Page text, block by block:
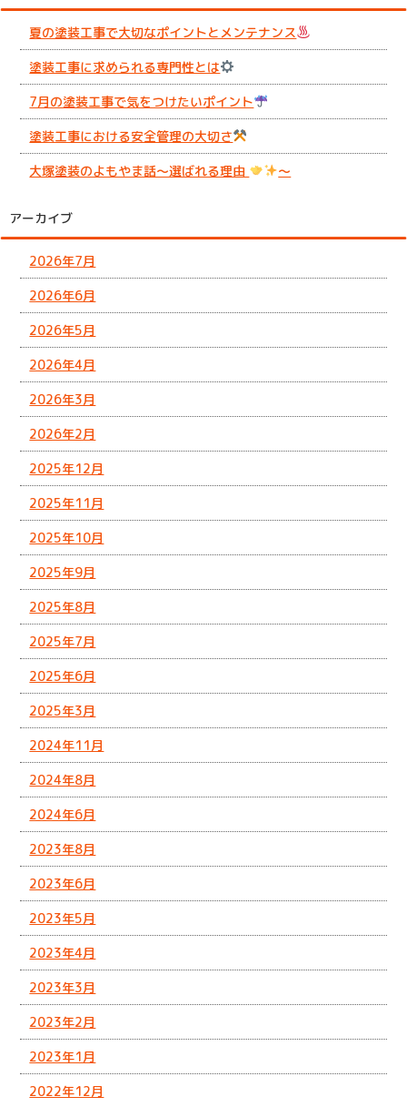
夏の塗装工事で大切なポイントとメンテナンス
塗装工事に求められる専門性とは
7月の塗装工事で気をつけたいポイント
塗装工事における安全管理の大切さ
大塚塗装のよもやま話～選ばれる理由
～
アーカイブ
2026年7月
2026年6月
2026年5月
2026年4月
2026年3月
2026年2月
2025年12月
2025年11月
2025年10月
2025年9月
2025年8月
2025年7月
2025年6月
2025年3月
2024年11月
2024年8月
2024年6月
2023年8月
2023年6月
2023年5月
2023年4月
2023年3月
2023年2月
2023年1月
2022年12月